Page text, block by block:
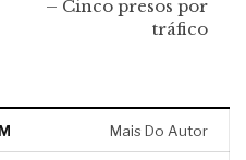
– Cinco presos por
tráfico
Mais Do Autor